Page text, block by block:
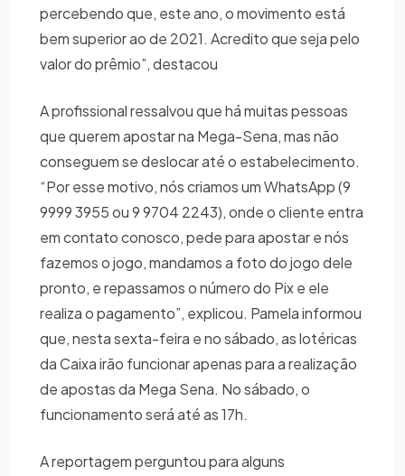
percebendo que, este ano, o movimento está
bem superior ao de 2021. Acredito que seja pelo
valor do prêmio”, destacou
A profissional ressalvou que há muitas pessoas
que querem apostar na Mega-Sena, mas não
conseguem se deslocar até o estabelecimento.
“Por esse motivo, nós criamos um WhatsApp (9
9999 3955 ou 9 9704 2243), onde o cliente entra
em contato conosco, pede para apostar e nós
fazemos o jogo, mandamos a foto do jogo dele
pronto, e repassamos o número do Pix e ele
realiza o pagamento”, explicou. Pamela informou
que, nesta sexta-feira e no sábado, as lotéricas
da Caixa irão funcionar apenas para a realização
de apostas da Mega Sena. No sábado, o
funcionamento será até as 17h.
A reportagem perguntou para alguns